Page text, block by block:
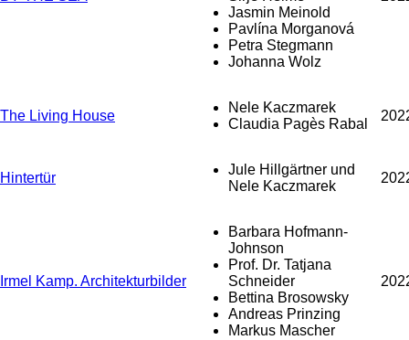
Jasmin Meinold
Pavlína Morganová
Petra Stegmann
Johanna Wolz
The Living House
Nele Kaczmarek
Claudia Pagès Rabal
Hintertür
Jule Hillgärtner und
Nele Kaczmarek
Irmel Kamp. Architekturbilder
Barbara Hofmann-
Johnson
Prof. Dr. Tatjana
Schneider
Bettina Brosowsky
Andreas Prinzing
Markus Mascher